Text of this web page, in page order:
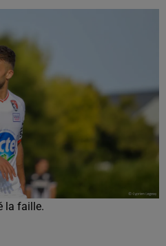
la faille.